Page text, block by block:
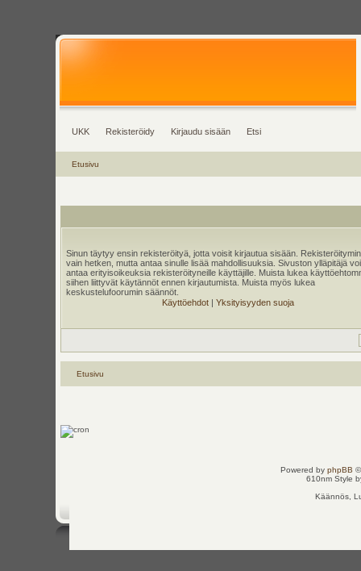
UKK Rekisteröidy Kirjaudu sisään Etsi
Etusivu
Sinun täytyy ensin rekisteröityä, jotta voisit kirjautua sisään.
vain hetken, mutta antaa sinulle lisää mahdollisuuksia. Sivuston ylläpitäjä
antaa erityisoikeuksia rekisteröityneille käyttäjille. Muista lukea
siihen liittyvät käytännöt ennen kirjautumista. Muista myös lukea
keskustelufoorumin säännöt.
Käyttöehdot| Yksityisyyden suoja
Etusivu
Powered by phpBB
610nm Style
Käännös,